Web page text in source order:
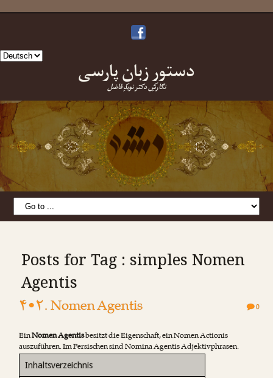
Sprache
دستورِ زبانِ پارسی
نگارشِ دکتر نویدِ فاضل
Posts for Tag : simples Nomen
Agentis
۴•۲. Nomen Agentis 0
EinNomen Agentisbesitzt die Eigenschaft, ein Nomen Actionis
auszuführen. Im Persischen sind Nomina Agentis Adjektivphrasen.
Inhaltsverzeichnis